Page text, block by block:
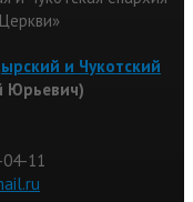
и Чукотский
Юрьевич)
11